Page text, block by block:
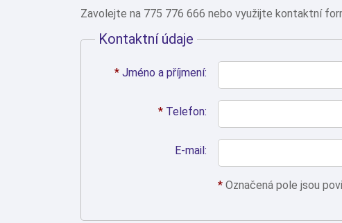
Zavolejte na 775 776 666 nebo využijte kontaktní
Kontaktní údaje
* Jméno a příjmení:
* Telefon:
E-mail:
* Označená pole jsou